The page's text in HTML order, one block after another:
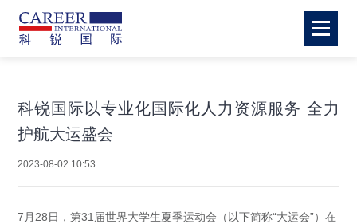
科锐国际以专业化国际化人力资源服务 全力
护航大运盛会
2023-08-02 10:53
7月28日，第31届世界大学生夏季运动会（以下简称“大运会”）在